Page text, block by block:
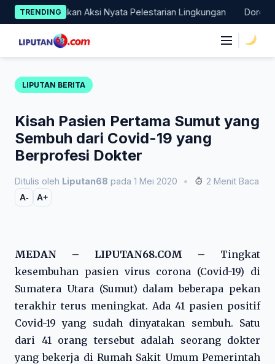
Skip
to
content
TRENDING
Lakukan Aksi Nyata Pelestarian Lingkungan Dorong
LIPUTAN BERITA
Kisah Pasien Pertama Sumut yang
Sembuh dari Covid-19 yang
Berprofesi Dokter
Ditulis oleh Liputan68 pada 1 Mei 2020 • 2 Menit Baca
A- A+
MEDAN – LIPUTAN68.COM – Tingkat
kesembuhan pasien virus corona (Covid-19) di
Sumatera Utara (Sumut) dalam beberapa pekan
terakhir terus meningkat. Ada 41 pasien positif
Covid-19 yang sudah dinyatakan sembuh. Satu
dari 41 orang tersebut adalah seorang dokter
yang bekerja di Rumah Sakit Umum Pemerintah